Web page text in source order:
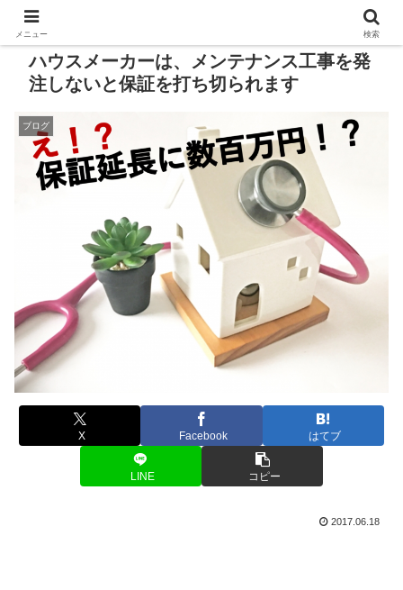
ハウスメーカーは、メンテナンス工事を発
注しないと保証を打ち切られます
ブログ
X Facebook はてブ
LINE コピー
2017.06.18
メニュー 検索